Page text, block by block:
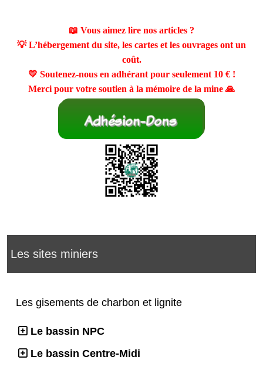
📖 Vous aimez lire nos articles ?
💡 L’hébergement du site, les cartes et les ouvrages ont un
coût.
💛 Soutenez-nous en adhérant pour seulement 10 €!
Merci pour votre soutien à la mémoire de la mine 🙏
Les sites miniers
Les gisements de charbon et lignite
Le bassin NPC
Le bassin Centre-Midi